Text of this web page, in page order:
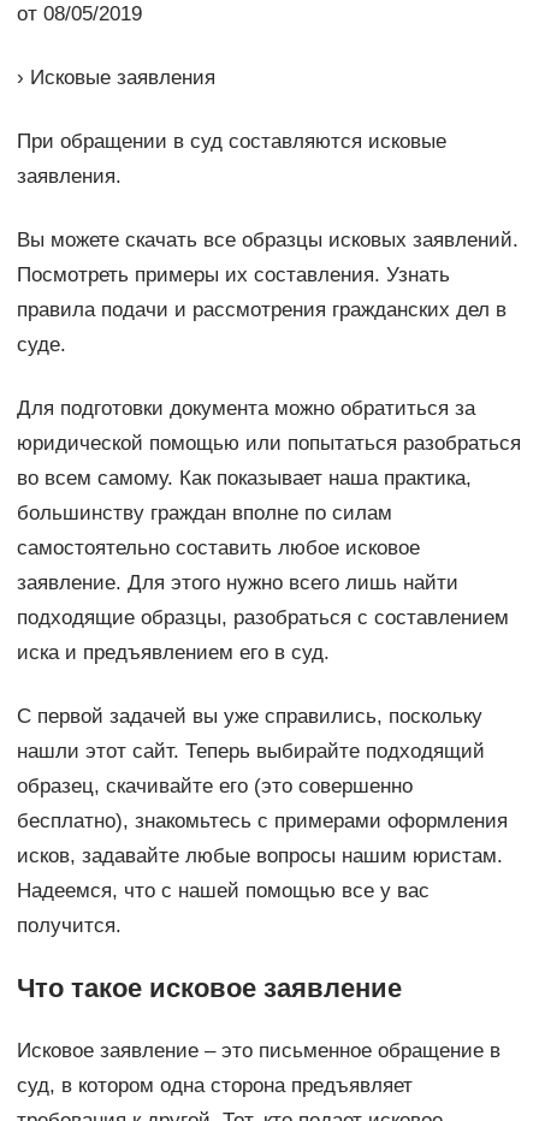
от 08/05/2019
› Исковые заявления
При обращении в суд составляются исковые
заявления.
Вы можете скачать все образцы исковых заявлений.
Посмотреть примеры их составления. Узнать
правила подачи и рассмотрения гражданских дел в
суде.
Для подготовки документа можно обратиться за
юридической помощью или попытаться разобраться
во всем самому. Как показывает наша практика,
большинству граждан вполне по силам
самостоятельно составить любое исковое
заявление. Для этого нужно всего лишь найти
подходящие образцы, разобраться с составлением
иска и предъявлением его в суд.
С первой задачей вы уже справились, поскольку
нашли этот сайт. Теперь выбирайте подходящий
образец, скачивайте его (это совершенно
бесплатно), знакомьтесь с примерами оформления
исков, задавайте любые вопросы нашим юристам.
Надеемся, что с нашей помощью все у вас
получится.
Что такое исковое заявление
Исковое заявление – это письменное обращение в
суд, в котором одна сторона предъявляет